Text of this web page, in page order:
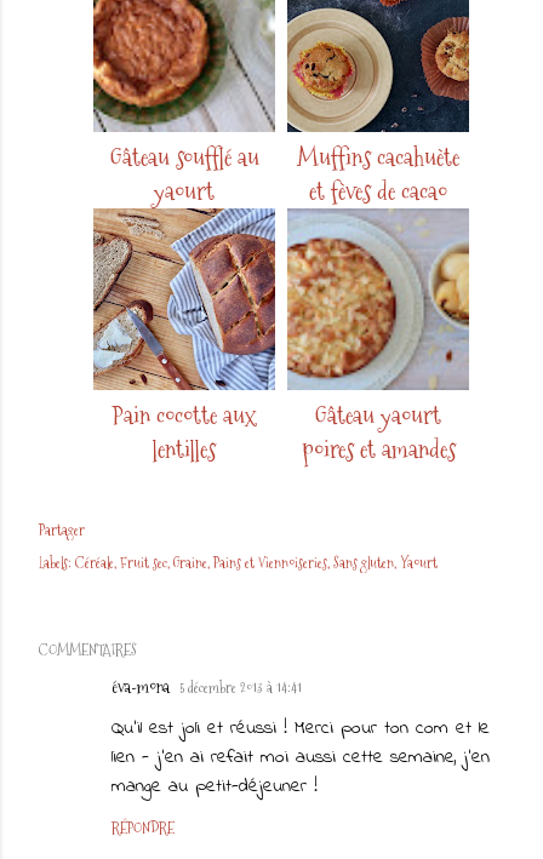
Gâteau soufflé au
yaourt
Muffins cacahuète
et fèves de cacao
Pain cocotte aux
lentilles
Gâteau yaourt
poires et amandes
Partager
Labels: Céréale Fruit sec Graine Pains et Viennoiseries Sans gluten Yaourt
COMMENTAIRES
éva-mona 5 décembre 2013 à 14:41
Qu'il est joli et réussi ! Merci pour ton com et le
lien - j'en ai refait moi aussi cette semaine, j'en
mange au petit-déjeuner !
RÉPONDRE